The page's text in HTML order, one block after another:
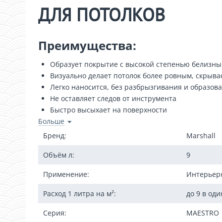
ДЛЯ ПОТОЛКОВ
Преимущества:
Образует покрытие с высокой степенью белизны
Визуально делает потолок более ровным,
Легко наносится, без разбрызгивания и
Не оставляет следов от инструмента
Быстро высыхает на поверхности
Не имеет резкого запаха
Описание Маршалл
Белоснежная глубокоматовая водно-
ее более ровной и придавая потолку отличный
Больше
Бренд:
Marshall
Объём л: 9
Применение:
Расход 1 литра на м²: до 9 в
Серия: MAESTRO